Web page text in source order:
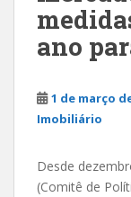
ano
1 de março
Imobiliário
Desde
(Comitê de